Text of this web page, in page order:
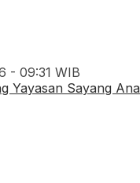
- 09:31 WIB
Yayasan Sayang